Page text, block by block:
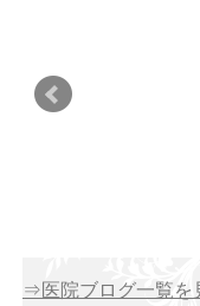
⇒医院ブログ一覧を